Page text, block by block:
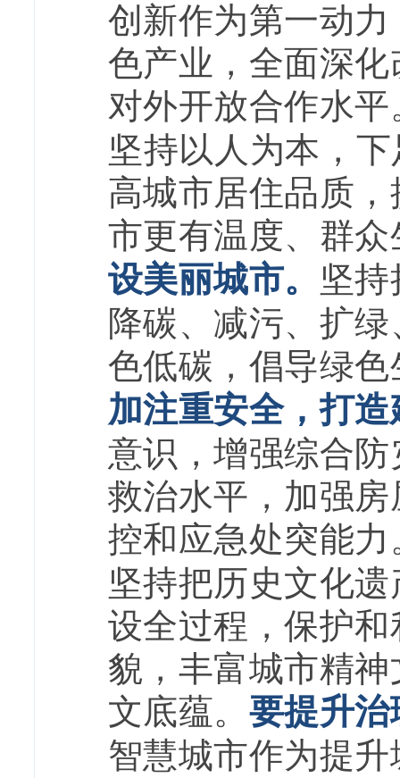
创新作为第一动
色产业，全面深
对外开放合作水平
坚持以人为本，
高城市居住品质
市更有温度、群
设美丽城市。 坚
降碳、减污、扩
色低碳，倡导绿
加注重安全，打
意识，增强综合
救治水平，加强
控和应急处突能力
坚持把历史文化
设全过程，保护
貌，丰富城市精
文底蕴。 要提升
智慧城市作为提